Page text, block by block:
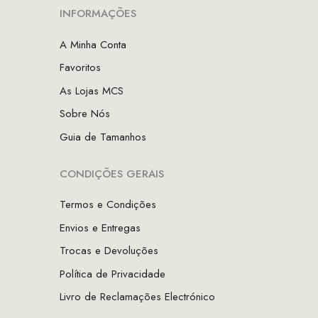
INFORMAÇÕES
A Minha Conta
Favoritos
As Lojas MCS
Sobre Nós
Guia de Tamanhos
CONDIÇÕES GERAIS
Termos e Condições
Envios e Entregas
Trocas e Devoluções
Política de Privacidade
Livro de Reclamações Electrónico